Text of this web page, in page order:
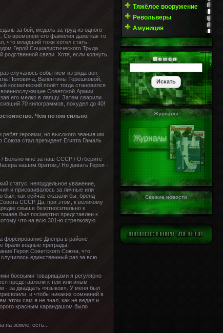
за бой, медаль за труд из одного
Со временем его фамилия даже как-то
что младший тоже хотел стать
Герой Социалистического Труда
связи. Хотя, если копнуть,
случалось событием из ряда вон
Поповича, Валентины Терешковой,
космический полёт тогда становился
Советской Армии
его мелко в лапшу. Затем сварили
70 килограммов, похудел до 40!
Чем потом сильно
героями, но высокого звания им
Союза стал президент Египта Гамаль
Больно мне за наш СССР:/ Отберите
нашим братом,/ Но давать Героя -
статус, неподдельное уважение,
и присваивалось за личные или
был, как сейчас сказали бы, бренд
СССР. Да, при этом, к великому
свыше безотносительно к
был посмертно представлен к
что на всю 301-ю стрелковую
форсирование Днепра в районе
брали водные преграды,
Героя Советского Союза, что
единственный раз за всю
боевыми товарищами я регулярно
представляли к тем или иным
- за двадцать «языков». У меня был
и чтобы никаких сомнений в
этом сам я не знал, как не ведал и
красным карандашом было
на земле, есть...
Тяжёлое вооружение
Револьверы
Амуниция
Журналы
Свежие новости